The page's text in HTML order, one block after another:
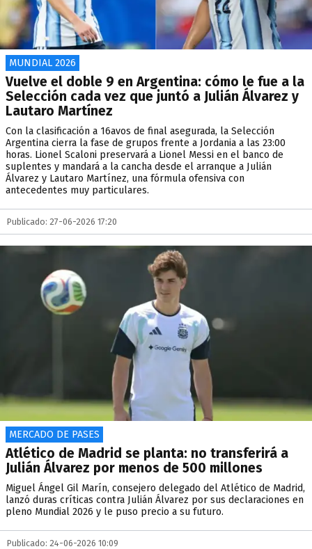
MUNDIAL 2026
Vuelve el doble 9 en Argentina: cómo le fue a la
Selección cada vez que juntó a Julián Álvarez y
Lautaro Martínez
Con la clasificación a 16avos de final asegurada, la Selección
Argentina cierra la fase de grupos frente a Jordania a las 23:00
horas. Lionel Scaloni preservará a Lionel Messi en el banco de
suplentes y mandará a la cancha desde el arranque a Julián
Álvarez y Lautaro Martínez, una fórmula ofensiva con
antecedentes muy particulares.
Publicado: 27-06-2026 17:20
MERCADO DE PASES
Atlético de Madrid se planta: no transferirá a
Julián Álvarez por menos de 500 millones
Miguel Ángel Gil Marín, consejero delegado del Atlético de Madrid,
lanzó duras críticas contra Julián Álvarez por sus declaraciones en
pleno Mundial 2026 y le puso precio a su futuro.
Publicado: 24-06-2026 10:09